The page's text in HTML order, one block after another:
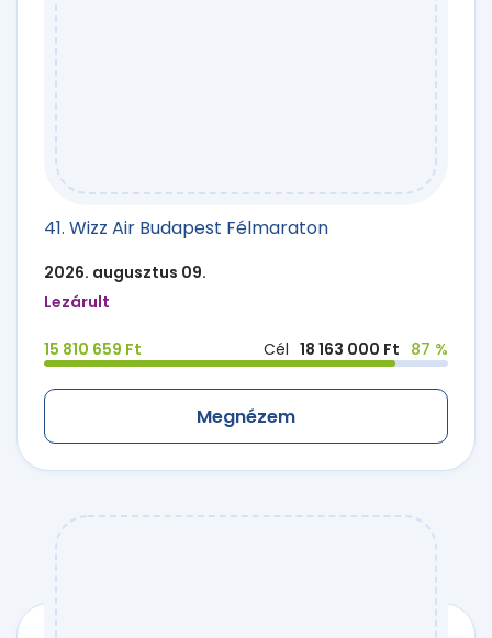
41. Wizz Air Budapest Félmaraton
2026. augusztus 09.
Lezárult
15 810 659 Ft Cél 18 163 000 Ft 87 %
Megnézem